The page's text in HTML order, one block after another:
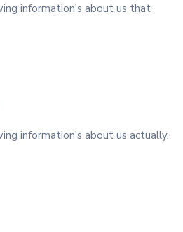
information's about us that
information's about us actually.